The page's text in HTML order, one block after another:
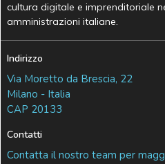
cultura digitale e imprenditoriale
amministrazioni italiane.
Indirizzo
Via Moretto da Brescia, 22
Milano - Italia
CAP 20133
Contatti
Contatta il nostro team per